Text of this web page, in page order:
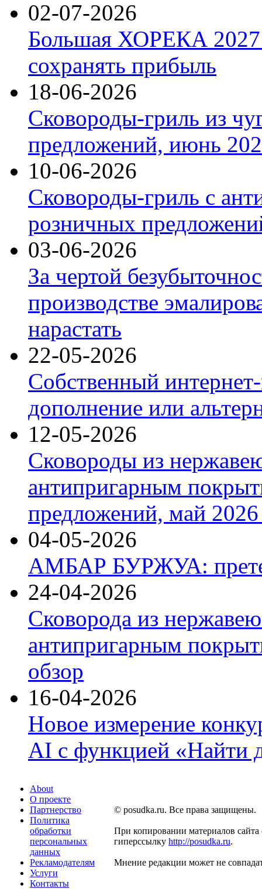
02-07-2026
Большая ХОРЕКА 2027:
сохранять прибыль
18-06-2026
Сковороды-гриль из
предложений, июнь
10-06-2026
Сковороды-гриль с
розничных
03-06-2026
За чертой
производстве
нарастать
22-05-2026
Собственный
дополнение или
12-05-2026
Сковороды из
антипригарным
предложений, май 2026
04-05-2026
АМБАР БУРЖУА:
24-04-2026
Сковорода из
антипригарным
обзор
16-04-2026
Новое измерение
AI с функцией «Найти
About
О проекте
Партнерство
Политика
обработки
персональных
данных
Рекламодателям
Услуги
Контакты
© posudka.ru. Все права защищены.
При копировании материалов сайта
гиперссылку http://posudka.ru.
Мнение редакции может не